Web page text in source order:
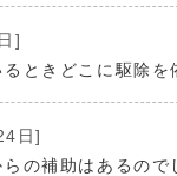
]
ときどこに駆除
日]
の補助はあるので